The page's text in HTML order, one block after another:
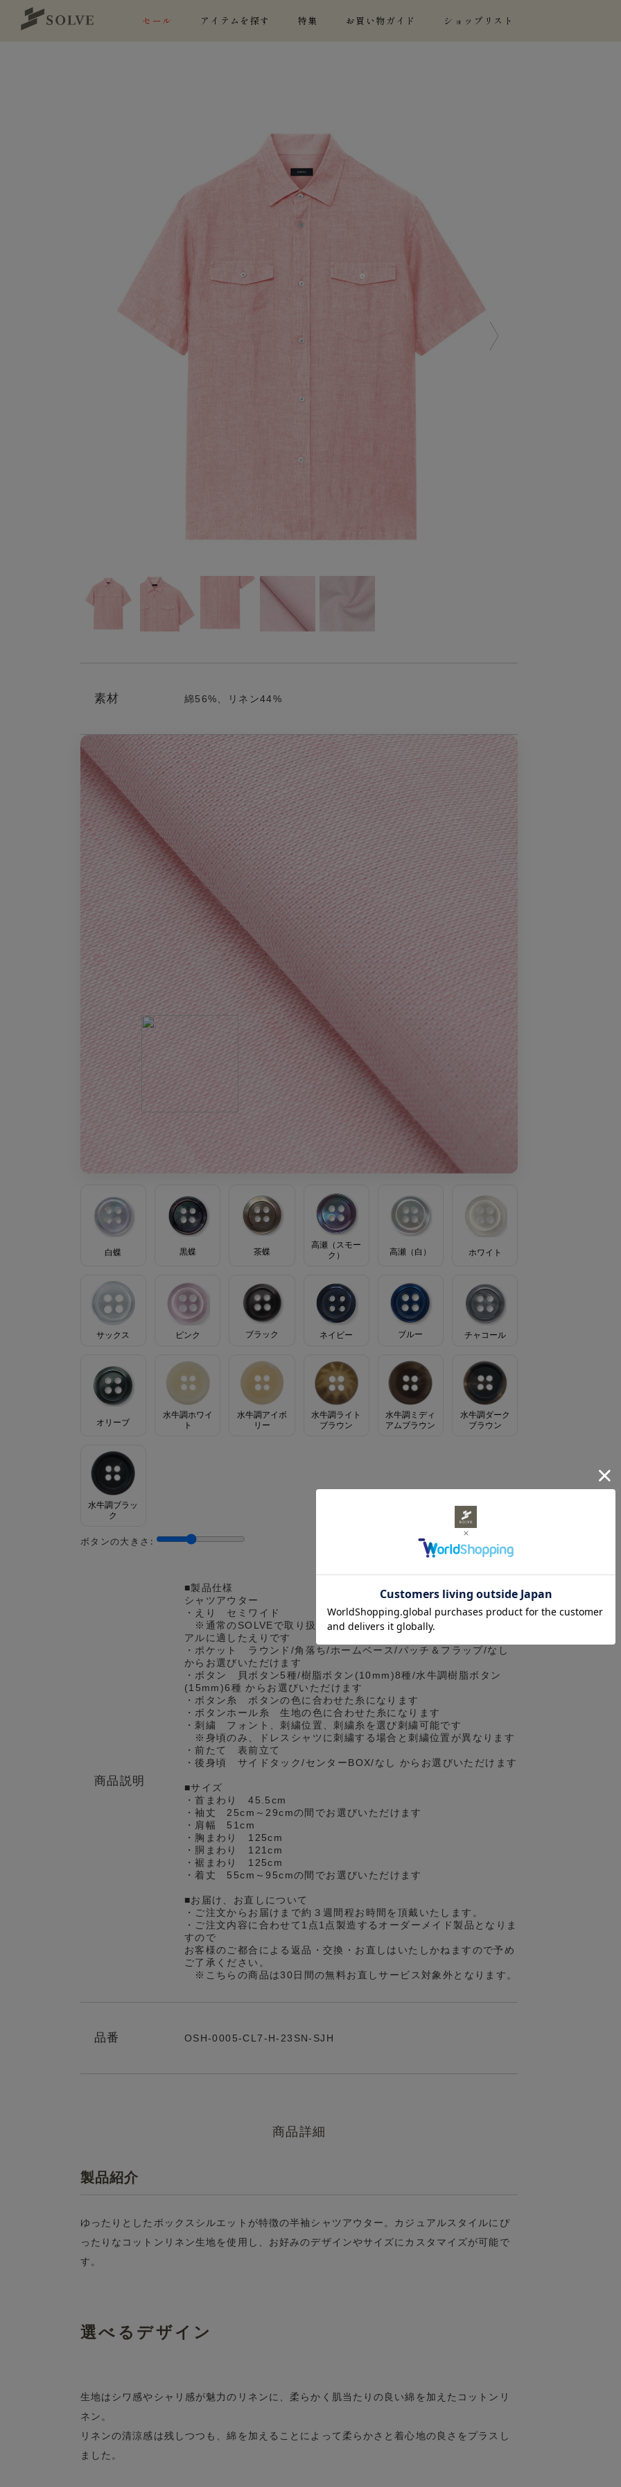
セール アイテムを探す 特集 お買い物ガイド ショップリスト
素材 綿56%、リネン44%
白蝶 黒蝶 茶蝶
高瀬（スモー
ク）
高瀬（白） ホワイト
サックス ピンク ブラック ネイビー ブルー チャコール
オリーブ
水牛調ホワイ
ト
水牛調アイボ
リー
水牛調ライト
ブラウン
水牛調ミディ
アムブラウン
水牛調ダーク
ブラウン
水牛調ブラッ
ク
ボタンの大きさ:
商品説明
■製品仕様
シャツアウター
・えり セミワイド
※通常のSOLVEで取り扱っているセミワイドとは異なる、カジュ
アルに適したえりです
・ポケット ラウンド/角落ち/ホームベース/パッチ＆フラップ/なし
からお選びいただけます
・ボタン 貝ボタン5種/樹脂ボタン(10mm)8種/水牛調樹脂ボタン
(15mm)6種 からお選びいただけます
・ボタン糸 ボタンの色に合わせた糸になります
・ボタンホール糸 生地の色に合わせた糸になります
・刺繍 フォント、刺繍位置、刺繍糸を選び刺繍可能です
※身頃のみ、ドレスシャツに刺繍する場合と刺繍位置が異なります
・前たて 表前立て
・後身頃 サイドタック/センターBOX/なし からお選びいただけます
■サイズ
・首まわり 45.5cm
・袖丈 25cm～29cmの間でお選びいただけます
・肩幅 51cm
・胸まわり 125cm
・胴まわり 121cm
・裾まわり 125cm
・着丈 55cm～95cmの間でお選びいただけます
■お届け、お直しについて
・ご注文からお届けまで約３週間程お時間を頂戴いたします。
・ご注文内容に合わせて1点1点製造するオーダーメイド製品となりま
すので
お客様のご都合による返品・交換・お直しはいたしかねますので予め
ご了承ください。
※こちらの商品は30日間の無料お直しサービス対象外となります。
品番 OSH-0005-CL7-H-23SN-SJH
商品詳細
製品紹介
ゆったりとしたボックスシルエットが特徴の半袖シャツアウター。カジュアルスタイルにぴ
ったりなコットンリネン生地を使用し、お好みのデザインやサイズにカスタマイズが可能で
す。
選べるデザイン
生地はシワ感やシャリ感が魅力のリネンに、柔らかく肌当たりの良い綿を加えたコットンリ
ネン。
リネンの清涼感は残しつつも、綿を加えることによって柔らかさと着心地の良さをプラスし
ました。